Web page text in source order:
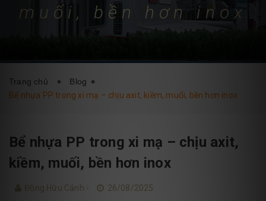
BLOG LIÊN HỆ
muối, bền hơn inox
Trang chủ
Blog
Bể nhựa PP trong xi mạ – chịu axit, kiềm, muối, bền hơn inox
Bể nhựa PP trong xi mạ – chịu axit,
kiềm, muối, bền hơn inox
Đồng Hữu Cảnh - 26/08/2025